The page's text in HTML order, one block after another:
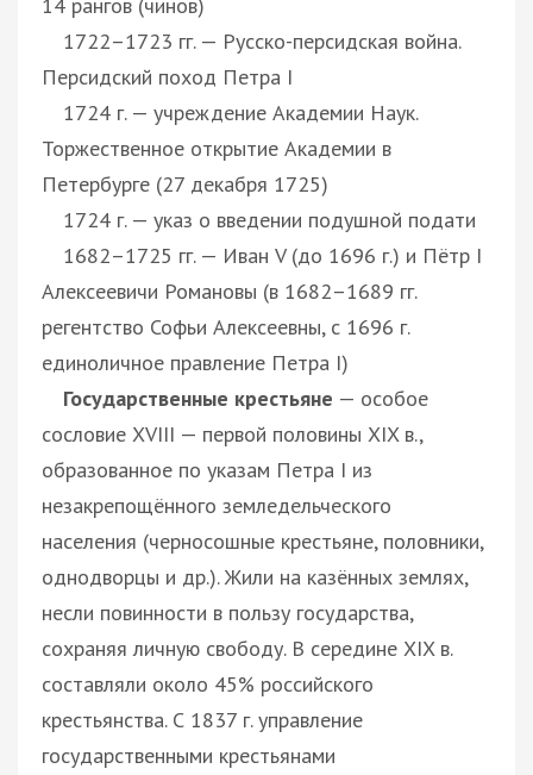
1722–1723 гг. — Русско-персидская война.
Персидский поход Петра I
1724 г. — учреждение Академии Наук.
Торжественное открытие Академии в
Петербурге (27 декабря 1725)
1724 г. — указ о введении подушной подати
1682–1725 гг. — Иван V (до 1696 г.) и Пётр I
Алексеевичи Романовы (в 1682–1689 гг.
регентство Софьи Алексеевны, с 1696 г.
единоличное правление Петра I)
Государственные крестьяне — особое
сословие XVIII — первой половины XIX в.,
образованное по указам Петра I из
незакрепощённого земледельческого
населения (черносошные крестьяне, половники,
однодворцы и др.). Жили на казённых землях,
несли повинности в пользу государства,
сохраняя личную свободу. В середине XIX в.
составляли около 45% российского
крестьянства. С 1837 г. управление
государственными крестьянами